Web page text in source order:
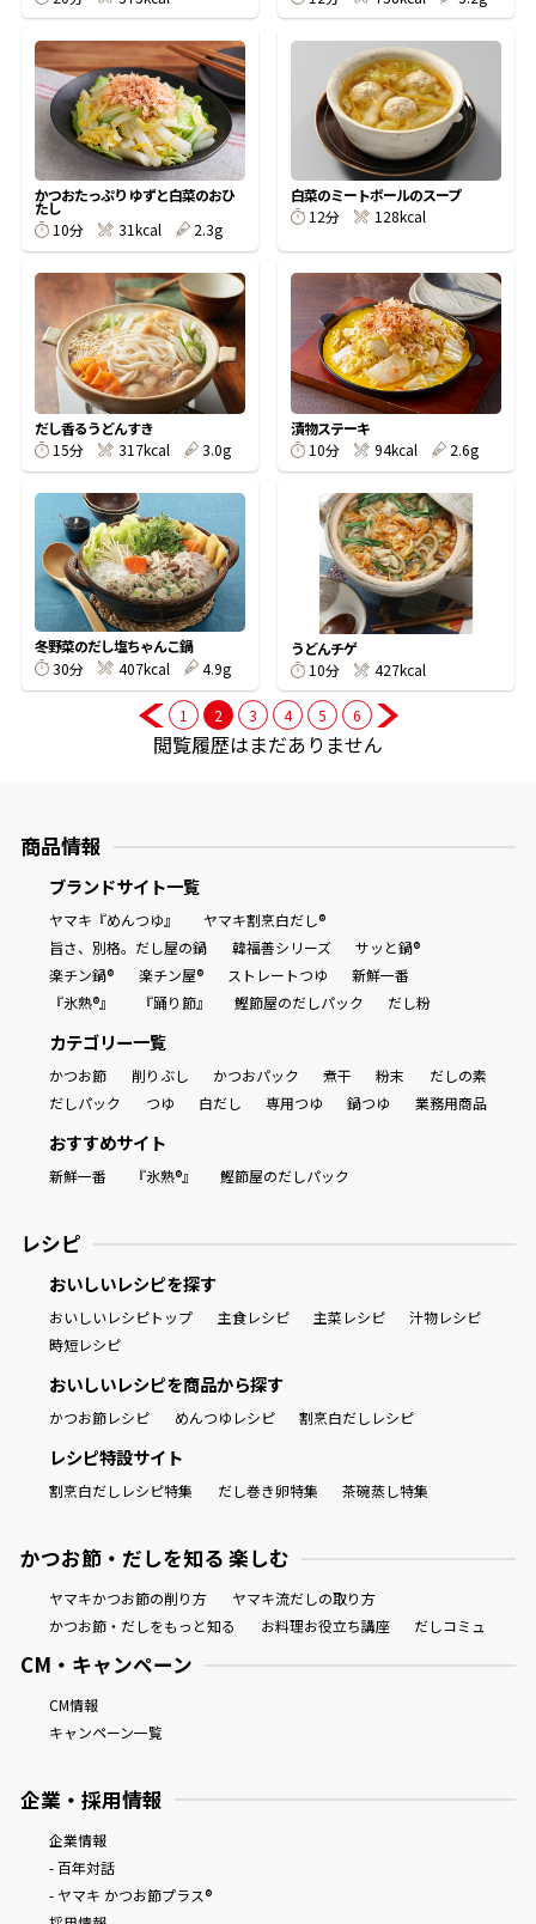
だし粉
商品情報一覧
おすすめサイト
新鮮一番
氷熟®︎
だしパック
かつおたっぷり ゆずと白菜のおひ
たし
10分
31kcal 2.3g
白菜のミートボールのスープ
12分
128kcal
だし香るうどんすき
15分
317kcal 3.0g
漬物ステーキ
10分
94kcal 2.6g
冬野菜のだし塩ちゃんこ鍋
30分
407kcal 4.9g
うどんチゲ
10分
427kcal
1 2 3 4 5 6
閲覧履歴はまだありません
商品情報
ブランドサイト一覧
ヤマキ『めんつゆ』
ヤマキ割烹白だし®
旨さ、別格。だし屋の鍋
韓福善シリーズ
サッと鍋®
楽チン鍋®
楽チン屋® ストレートつゆ
新鮮一番
『氷熟®』
『踊り節』 鰹節屋のだしパック だし粉
カテゴリー一覧
かつお節 削りぶし かつおパック 煮干 粉末
だしの素
だしパック
つゆ 白だし 専用つゆ 鍋つゆ 業務用商品
おすすめサイト
新鮮一番 『氷熟®』 鰹節屋のだしパック
レシピ
おいしいレシピを探す
おいしいレシピトップ 主食レシピ 主菜レシピ
汁物レシピ
時短レシピ
おいしいレシピを商品から探す
かつお節レシピ めんつゆレシピ 割烹白だしレシピ
レシピ特設サイト
割烹白だしレシピ特集 だし巻き卵特集 茶碗蒸し特集
かつお節・だしを知る 楽しむ
ヤマキかつお節の削り方
ヤマキ流だしの取り方
かつお節・だしをもっと知る
お料理お役立ち講座 だしコミュ
CM・キャンペーン
CM情報
キャンペーン一覧
企業・採用情報
企業情報
- 百年対話
- ヤマキ かつお節プラス®